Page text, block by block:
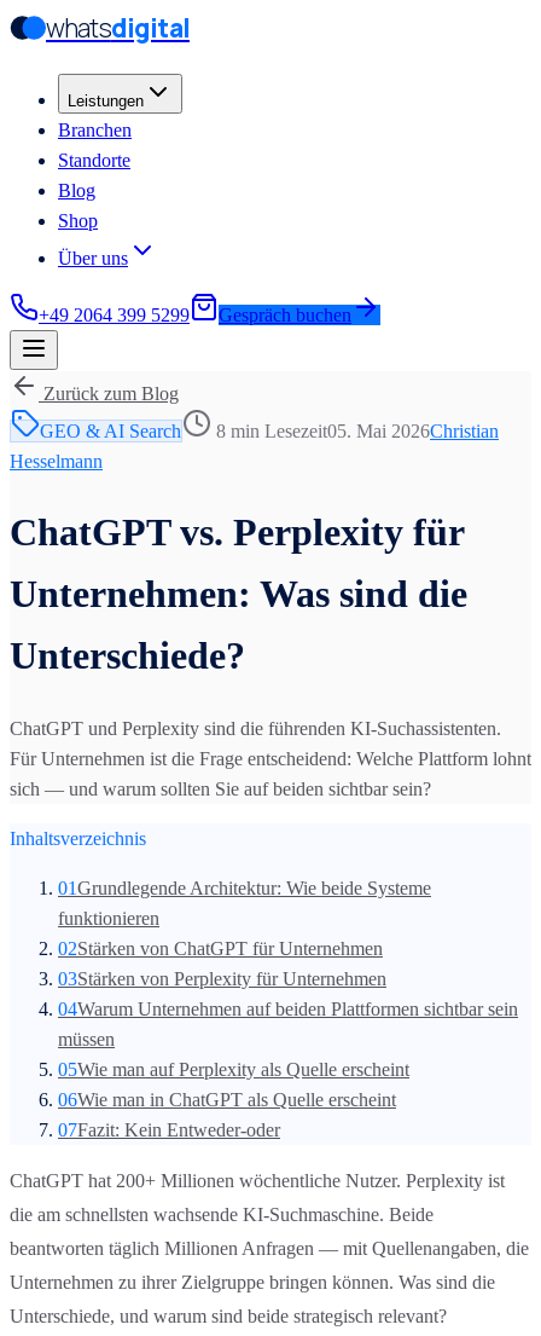
Zum Hauptinhalt springen
Zum Hauptinhalt springen
whatsdigital
Leistungen
Branchen
Standorte
Blog
Shop
Über uns
+49 2064 399 5299 Gespräch buchen
Zurück zum Blog
GEO & AI Search
8 min Lesezeit05. Mai 2026Christian
Hesselmann
ChatGPT vs. Perplexity für
Unternehmen: Was sind die
Unterschiede?
ChatGPT und Perplexity sind die führenden KI-Suchassistenten.
Für Unternehmen ist die Frage entscheidend: Welche Plattform lohnt
sich — und warum sollten Sie auf beiden sichtbar sein?
Inhaltsverzeichnis
01Grundlegende Architektur: Wie beide Systeme
funktionieren
02Stärken von ChatGPT für Unternehmen
03Stärken von Perplexity für Unternehmen
04Warum Unternehmen auf beiden Plattformen sichtbar sein
müssen
05Wie man auf Perplexity als Quelle erscheint
06Wie man in ChatGPT als Quelle erscheint
07Fazit: Kein Entweder-oder
ChatGPT hat 200+ Millionen wöchentliche Nutzer. Perplexity ist
die am schnellsten wachsende KI-Suchmaschine. Beide
beantworten täglich Millionen Anfragen — mit Quellenangaben, die
Unternehmen zu ihrer Zielgruppe bringen können. Was sind die
Unterschiede, und warum sind beide strategisch relevant?